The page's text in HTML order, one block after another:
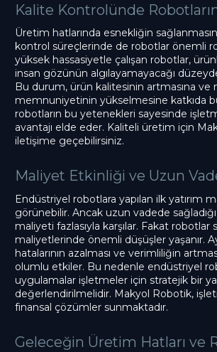
Kalite Kontrolünde
Üretim hatlarında esnekliğin
kontrol süreçlerinde de robotlar önemli
yüksek hassasiyetle çalışan robotlar,
insan gözünün algılayamayacağı
Bu durum, ürün kalitesinin artmasına ve
memnuniyetinin yükselmesine katkıda
robotların bu yetenekleri sayesinde
avantajı elde eder. Kaliteli üretim için
iletişime geçebilirsiniz.
Maliyet Etkinliği ve Uzun
Endüstriyel robotlara yapılan ilk yatırım
görünebilir. Ancak uzun vadede
maliyeti fazlasıyla karşılar. Fakat robotlar
maliyetlerinde önemli düşüşler yaşanır.
hatalarının azalması ve verimliliğin artması
olumlu etkiler. Bu nedenle endüstriyel
uygulamalar işletmeler için stratejik bir
değerlendirilmelidir. Makyol Robotik,
finansal çözümler sunmaktadır.
Geleceğin Üretim Hatları ve